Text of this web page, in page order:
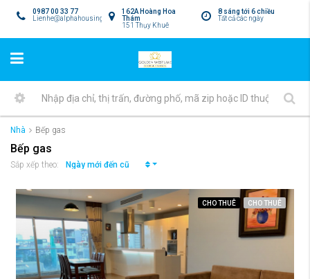
8 sáng tới 6 chiều
Tất cả các ngày
162A Hoàng Hoa
Thám
151 Thụy Khuê
0987 00 33 77
Lienhe@alphahousing.vn
Nhà Bếp gas
Bếp gas
Sắp xếp theo: Ngày mới đến cũ
CHO THUÊ CHO THUÊ